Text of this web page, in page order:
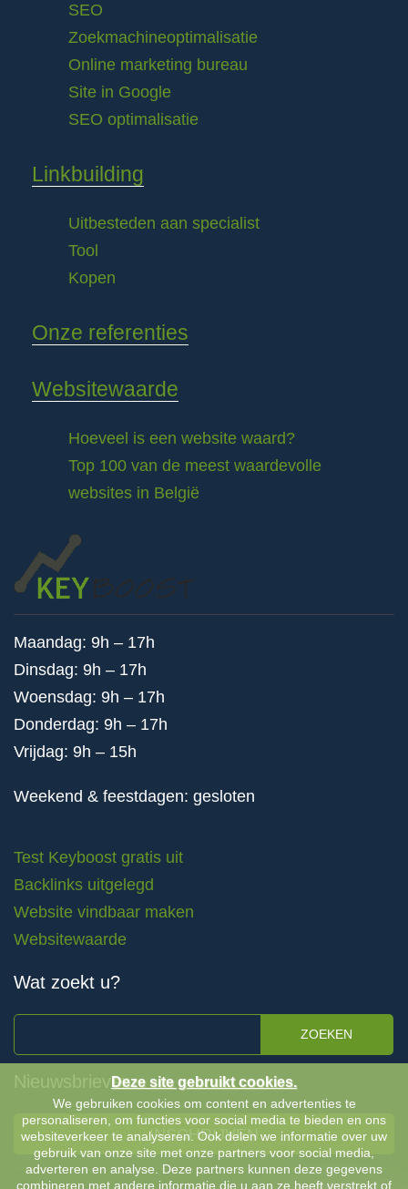
SEO
Zoekmachineoptimalisatie
Online marketing bureau
Site in Google
SEO optimalisatie
Linkbuilding
Uitbesteden aan specialist
Tool
Kopen
Onze referenties
Websitewaarde
Hoeveel is een website waard?
Top 100 van de meest waardevolle
websites in België
Maandag: 9h – 17h
Dinsdag: 9h – 17h
Woensdag: 9h – 17h
Donderdag: 9h – 17h
Vrijdag: 9h – 15h
Weekend & feestdagen: gesloten
Test Keyboost gratis uit
Backlinks uitgelegd
Website vindbaar maken
Websitewaarde
Wat zoekt u?
ZOEKEN
Nieuwsbrieven
INSCHRIJVEN
Deze site gebruikt cookies.
We gebruiken cookies om content en advertenties te
personaliseren, om functies voor social media te bieden en ons
websiteverkeer te analyseren. Ook delen we informatie over uw
gebruik van onze site met onze partners voor social media,
adverteren en analyse. Deze partners kunnen deze gegevens
combineren met andere informatie die u aan ze heeft verstrekt of